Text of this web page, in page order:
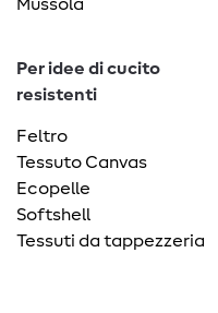
Mussola
Per idee di cucito
resistenti
Feltro
Tessuto Canvas
Ecopelle
Softshell
Tessuti da tappezzeria